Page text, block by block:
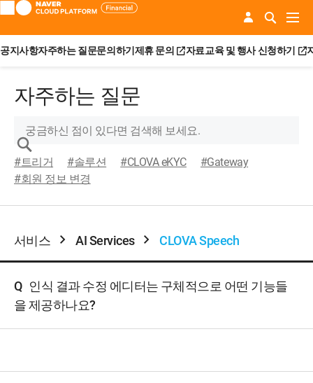
공지사항자주하는 질문문의하기 제휴 문의 자료교육 및 행사 신청하기
자주하는 질문
#트리거 #솔루션 #CLOVA eKYC
#Gateway
#회원 정보 변경
서비스 AI Services CLOVA Speech
Q 인식 결과 수정 에디터는 구체적으로 어떤 기능들
을 제공하나요?